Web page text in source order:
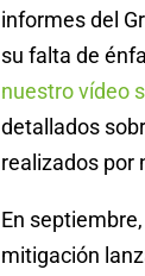
informes del
su falta de
nuestro vídeo
detallados
realizados
En
mitigación